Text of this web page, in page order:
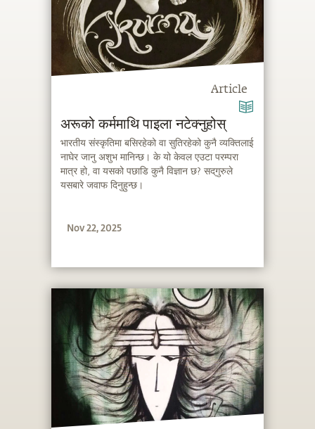
Article
अरूको कर्ममाथि पाइला नटेक्नुहोस्
भारतीय संस्कृतिमा बसिरहेको वा सुतिरहेको कुनै व्यक्तिलाई
नाघेर जानु अशुभ मानिन्छ। के यो केवल एउटा परम्परा
मात्र हो, वा यसको पछाडि कुनै विज्ञान छ? सद्‌गुरुले
यसबारे जवाफ दिनुहुन्छ।
Nov 22, 2025